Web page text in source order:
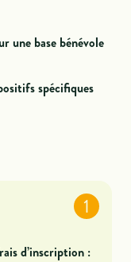
une base bénévole
spécifiques
1
d’inscription :